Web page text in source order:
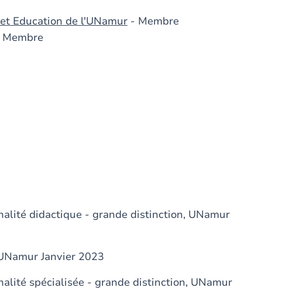
Education de l'UNamur - Membre
didactique - grande distinction, UNamur
Janvier 2023
spécialisée - grande distinction, UNamur